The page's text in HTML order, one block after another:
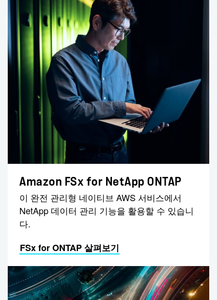
Amazon FSx for NetApp ONTAP
이 완전 관리형 네이티브 AWS 서비스에서
NetApp 데이터 관리 기능을 활용할 수 있습니
다.
FSx for ONTAP 살펴보기